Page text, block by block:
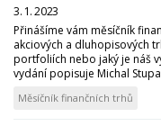
3. 1. 2023
Přinášíme vám měsíčník
akciových a dluhopisových
portfoliích nebo jaký je náš
vydání popisuje Michal
Měsíčník finančních trhů